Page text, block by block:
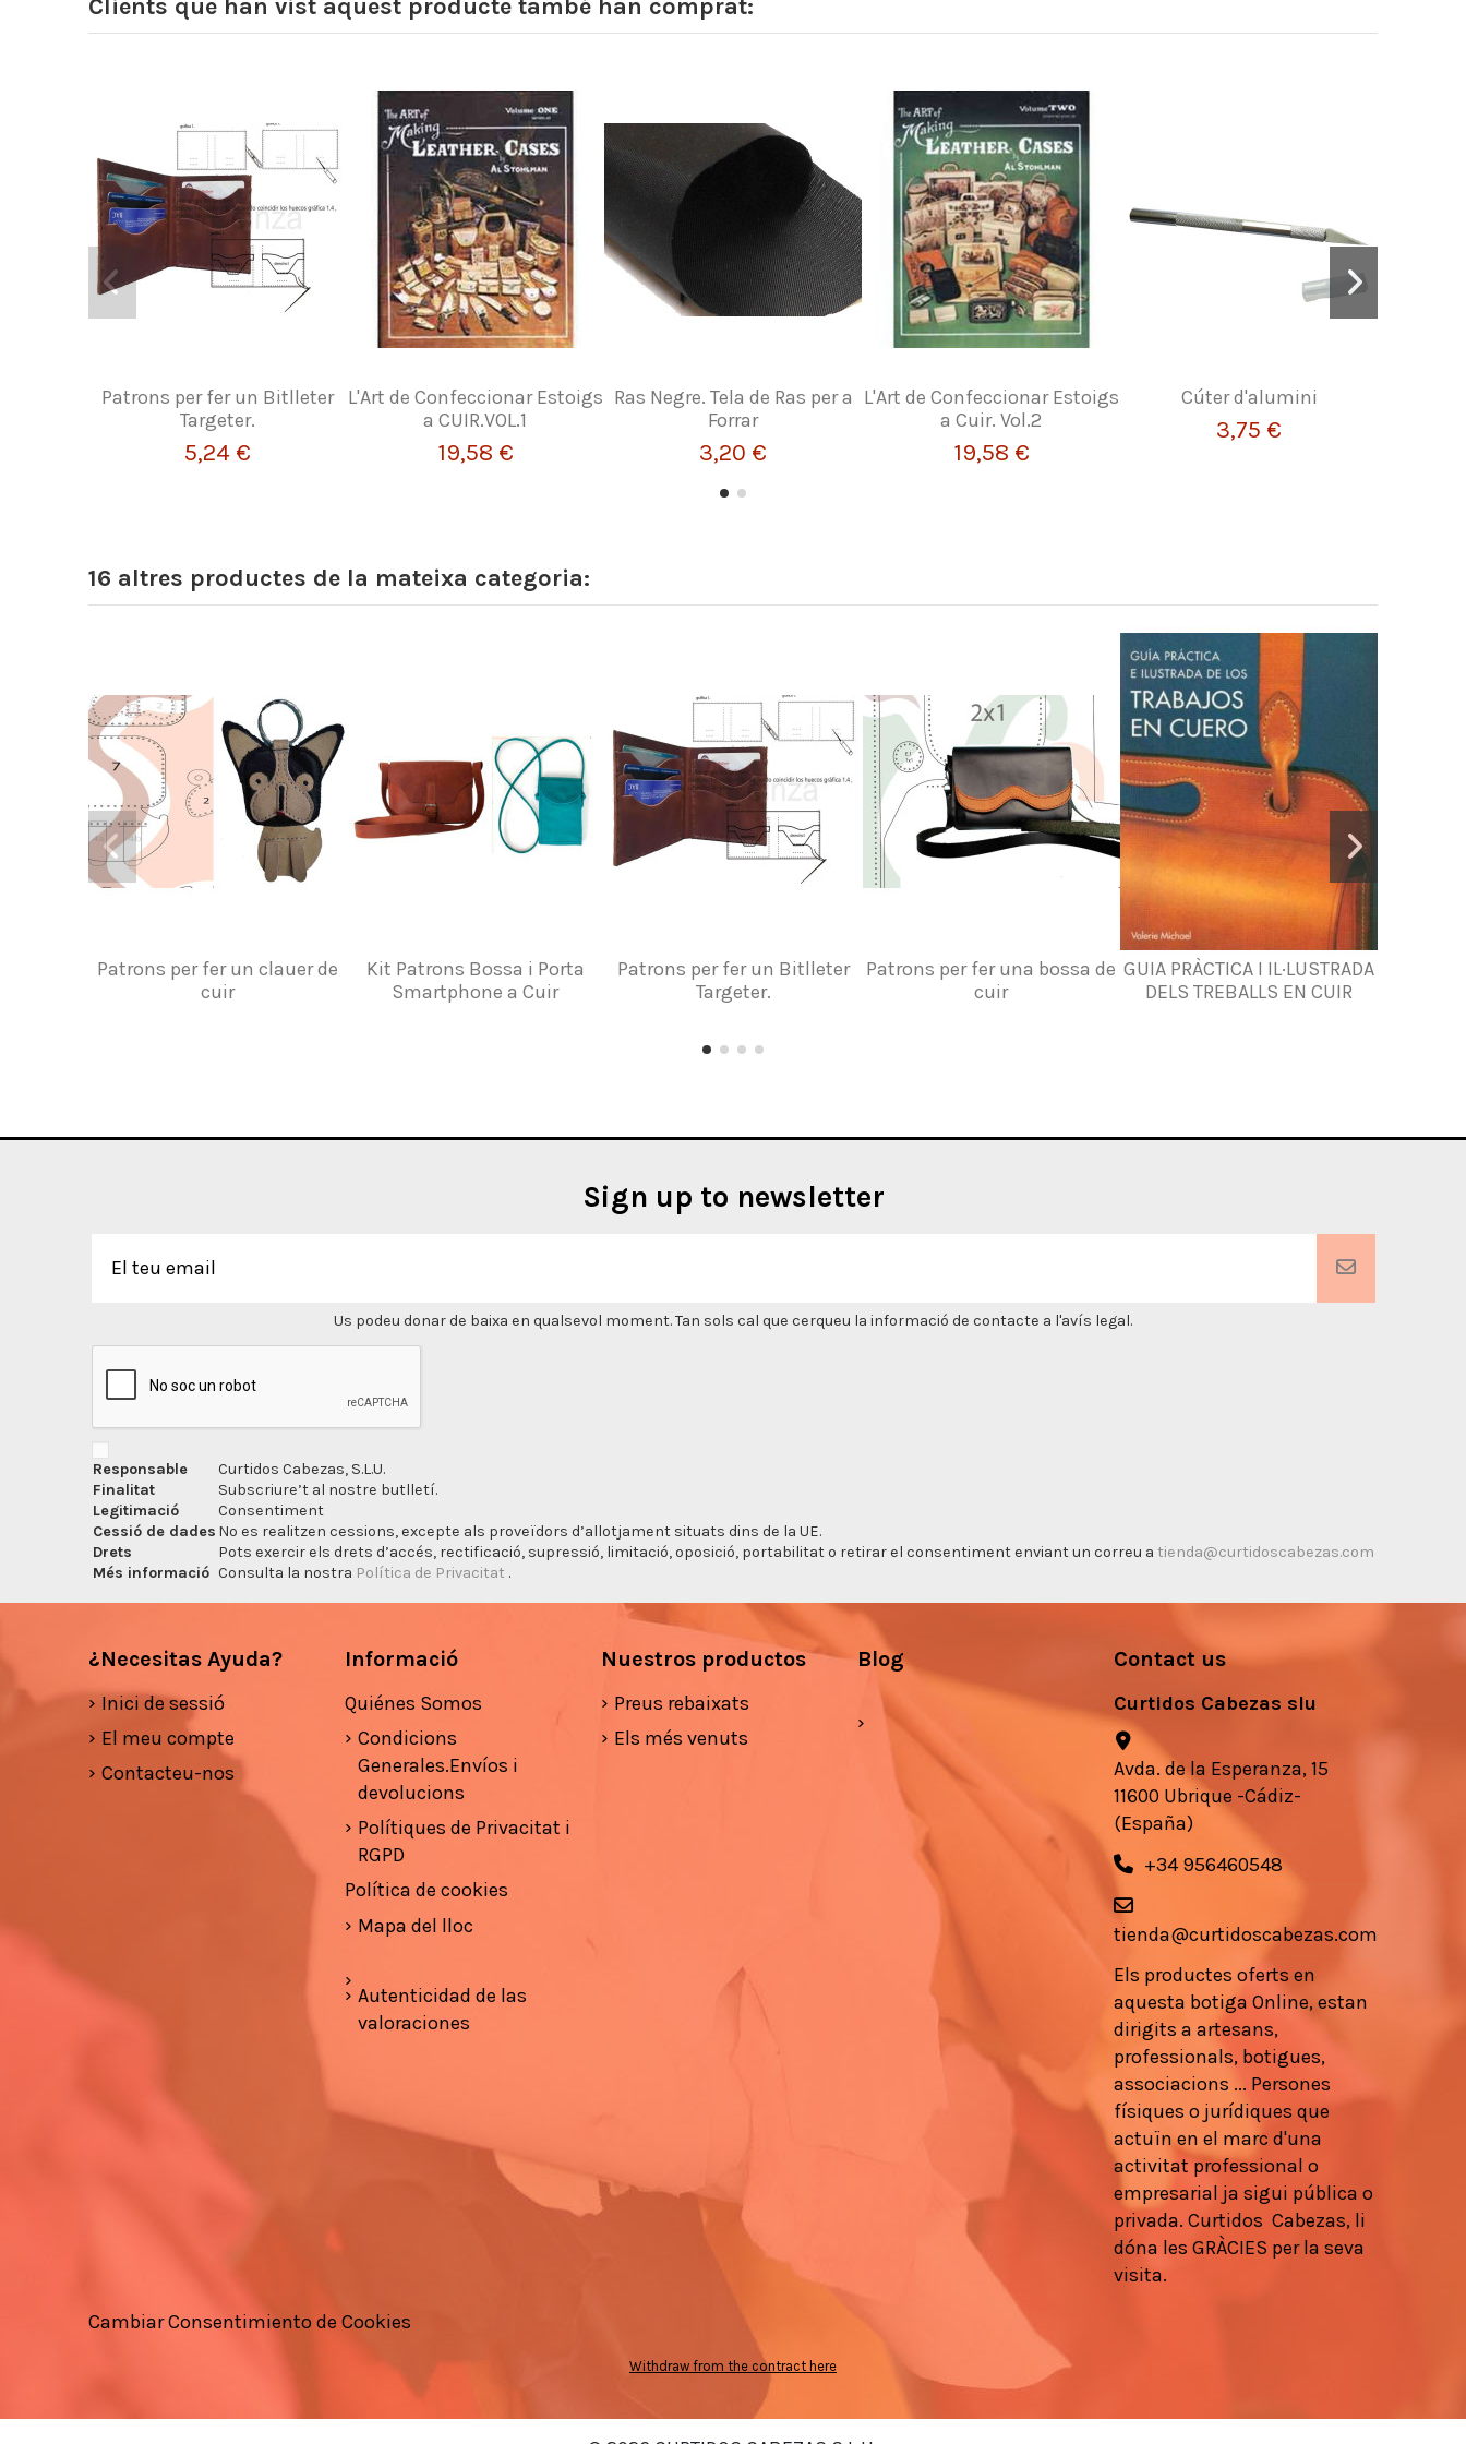
Clients que han vist aquest producte també han comprat:
Patrons per fer un Bitlleter
Targeter.
5,24 €
L'Art de Confeccionar Estoigs
a CUIR.VOL.1
19,58 €
Ras Negre. Tela de Ras per a
Forrar
3,20 €
L'Art de Confeccionar Estoigs
a Cuir. Vol.2
19,58 €
Cúter d'alumini
3,75 €
16 altres productes de la mateixa categoria:
Patrons per fer un clauer de
cuir
Kit Patrons Bossa i Porta
Smartphone a Cuir
Patrons per fer un Bitlleter
Targeter.
Patrons per fer una bossa de
cuir
GUIA PRÀCTICA I IL·LUSTRADA
DELS TREBALLS EN CUIR
Sign up to newsletter
Us podeu donar de baixa en qualsevol moment. Tan sols cal que cerqueu la informació de contacte a l'avís legal.
Responsable
Curtidos Cabezas, S.L.U.
Finalitat
Subscriure’t al nostre butlletí.
Legitimació
Consentiment
Cessió de dades No es realitzen cessions, excepte als proveïdors d’allotjament situats dins de la UE.
Drets
Pots exercir els drets d’accés, rectificació, supressió, limitació, oposició, portabilitat o retirar el consentiment enviant un correu a tienda@curtidoscabezas.com
Més informació Consulta la nostra Política de Privacitat .
¿Necesitas Ayuda?
Inici de sessió
El meu compte
Contacteu-nos
Informació
Quiénes Somos
Condicions
Generales.Envíos i
devolucions
Polítiques de Privacitat i
RGPD
Política de cookies
Mapa del lloc
Autenticidad de las
valoraciones
Nuestros productos
Preus rebaixats
Els més venuts
Blog Contact us
Curtidos Cabezas slu
Avda. de la Esperanza, 15
11600 Ubrique -Cádiz-
(España)
+34 956460548
tienda@curtidoscabezas.com
Els productes oferts en
aquesta botiga Online,estan
dirigits a artesans,
professionals, botigues,
associacions ... Persones
físiques o jurídiques que
actuïn en el marc d'una
activitat professional o
empresarial ja sigui pública o
privada. Curtidos Cabezas, li
dóna les GRÀCIES per la seva
visita.
Cambiar Consentimiento de Cookies
Withdraw from the contract here